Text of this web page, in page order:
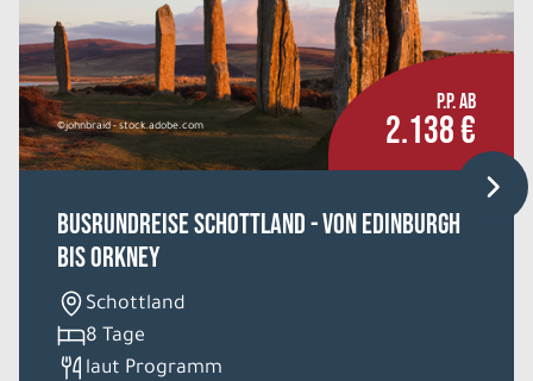
©johnbraid - stock.adobe.com
P.P. AB
2.138 €
Busrundreise Schottland - von Edinburgh
bis Orkney
Schottland
8 Tage
laut Programm